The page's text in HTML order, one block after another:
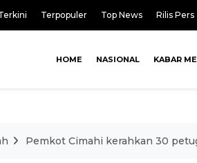
Terpopuler Top News Rilis Pers
HOME NASIONAL KABAR
Pemkot Cimahi kerahkan 30